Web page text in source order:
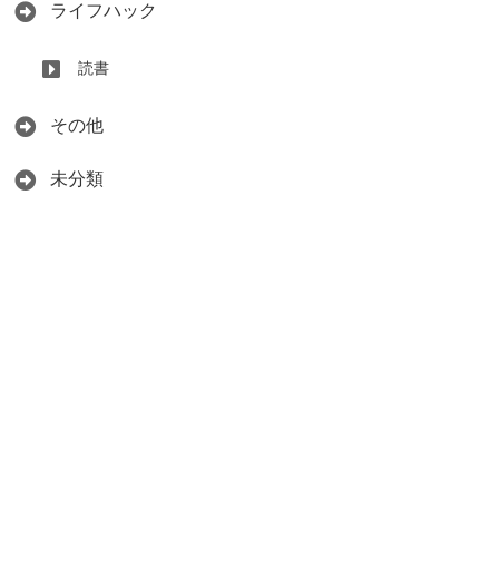
ライフハック
読書
その他
未分類